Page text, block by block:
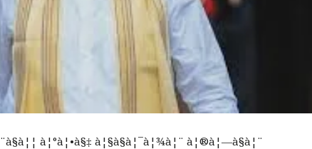
à¦°à¦•à§‡ à¦§à§à¦¯à¦¾à¦¨ à¦®à¦—à§à¦¨